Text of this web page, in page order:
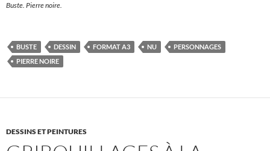
Buste. Pierre noire.
BUSTE DESSIN FORMAT A3 NU
PERSONNAGES
PIERRE NOIRE
DESSINS ET PEINTURES